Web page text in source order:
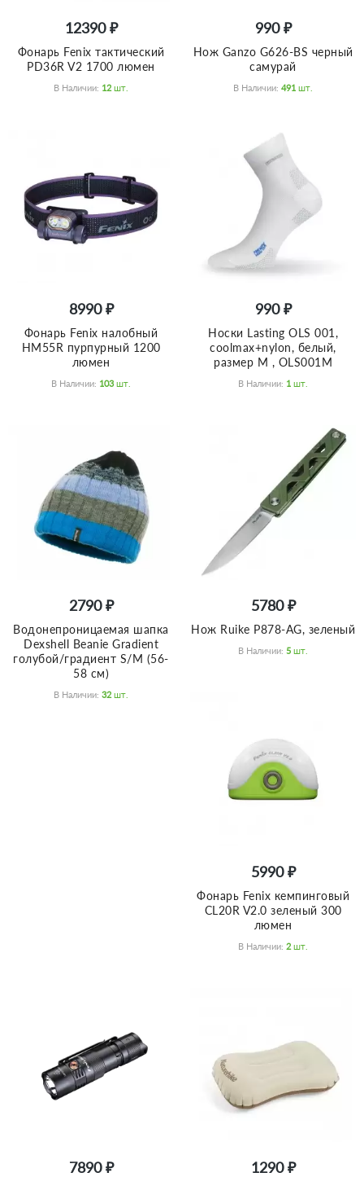
12390 ₽
Фонарь Fenix тактический
PD36R V2 1700 люмен
В Наличии: 12 Шт.
990 ₽
Нож Ganzo G626-BS черный
самурай
В Наличии: 491 Шт.
8990 ₽
Фонарь Fenix налобный
HM55R пурпурный 1200
люмен
В Наличии: 103 Шт.
990 ₽
Носки Lasting OLS 001,
coolmax+nylon, белый,
размер M , OLS001M
В Наличии: 1 Шт.
2790 ₽
Водонепроницаемая шапка
Dexshell Beanie Gradient
голубой/градиент S/M (56-
58 см)
В Наличии: 32 Шт.
5780 ₽
Нож Ruike P878-AG, зеленый
В Наличии: 5 Шт.
5990 ₽
Фонарь Fenix кемпинговый
CL20R V2.0 зеленый 300
люмен
В Наличии: 2 Шт.
7890 ₽ 1290 ₽